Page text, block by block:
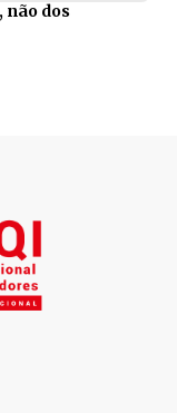
não dos